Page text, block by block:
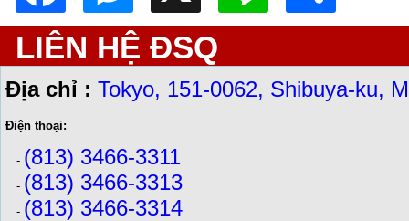
LIÊN HỆ ĐSQ
Địa chỉ : Tokyo, 151-0062, Shibuya-ku,
Điện thoại:
- (813) 3466-3311
- (813) 3466-3313
- (813) 3466-3314